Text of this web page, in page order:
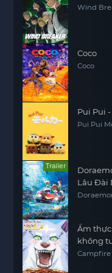
Wind
Coco
Coco
Pui Pui
Pui Pui
Trailer
Lâu Đài
Ẩm
không